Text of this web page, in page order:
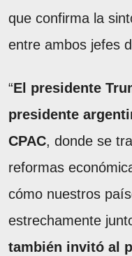
que confirma la
entre ambos jefes
“El presidente
presidente
CPAC, donde se
reformas
cómo nuestros
estrechamente
también invitó al